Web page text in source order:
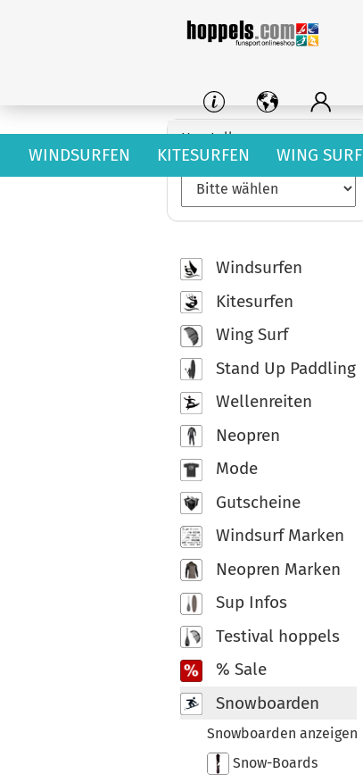
WINDSURFEN KITESURFEN WING SURF
Hersteller
Windsurfen
Kitesurfen
Wing Surf
Stand Up Paddling
Wellenreiten
Neopren
Mode
Gutscheine
Windsurf Marken
Neopren Marken
Sup Infos
Testival hoppels
% Sale
Snowboarden
Snowboarden anzeigen
Snow-Boards